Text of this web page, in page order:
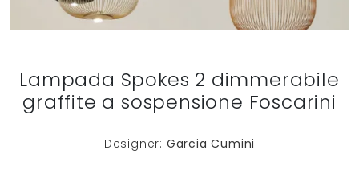
Lampada Spokes 2 dimmerabile
graffite a sospensione Foscarini
Designer: Garcia Cumini